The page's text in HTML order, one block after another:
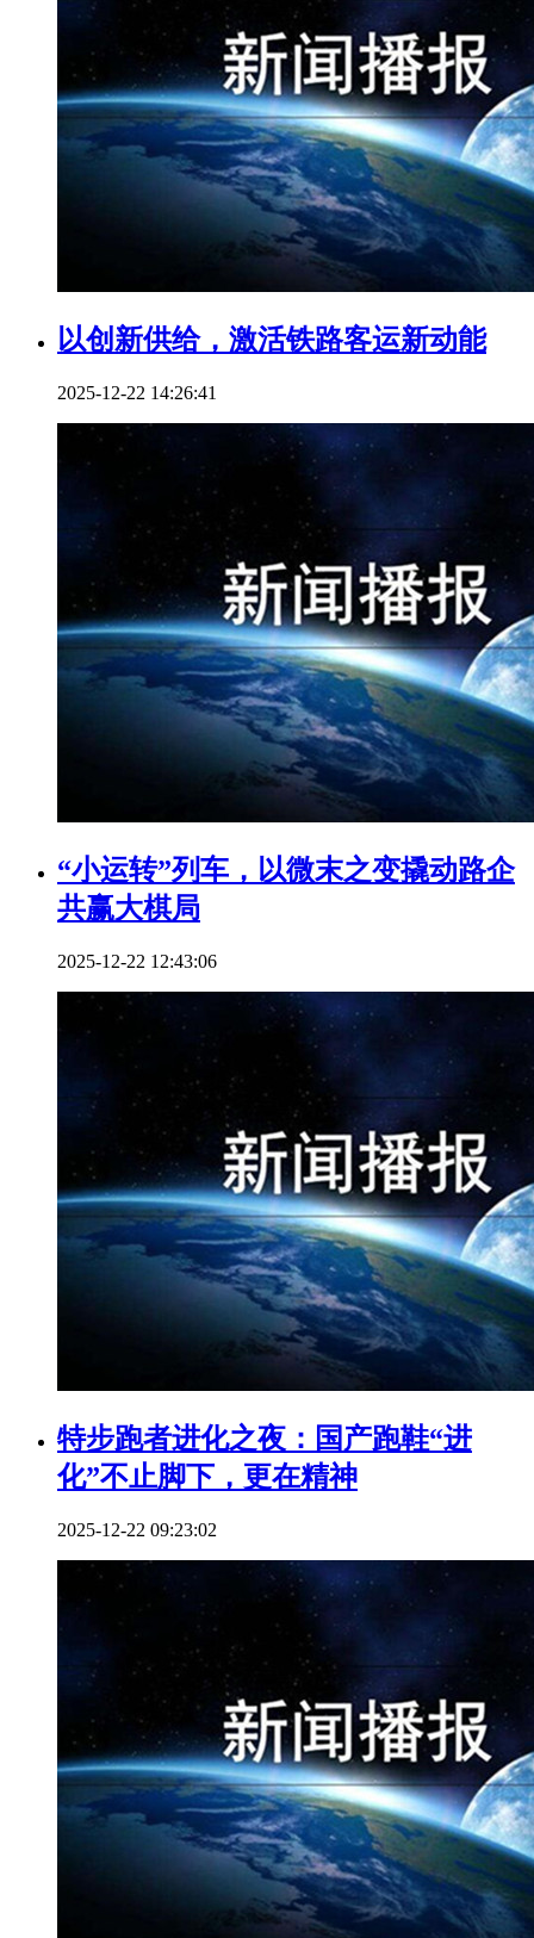
以创新供给，激活铁路客运新动能
2025-12-22 14:26:41
“小运转”列车，以微末之变撬动路企
共赢大棋局
2025-12-22 12:43:06
特步跑者进化之夜：国产跑鞋“进
化”不止脚下，更在精神
2025-12-22 09:23:02